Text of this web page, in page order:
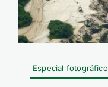
Especial fotográfico